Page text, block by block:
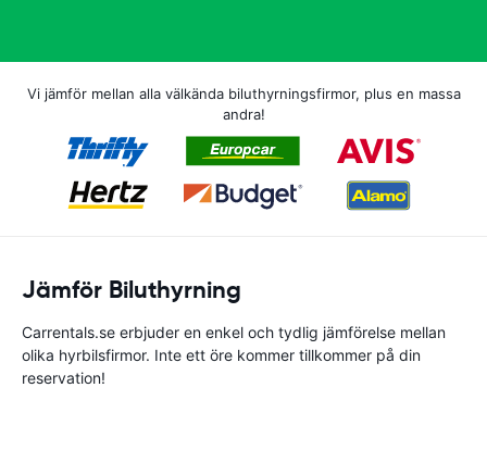
Vi jämför mellan alla välkända biluthyrningsfirmor, plus en massa
andra!
Jämför Biluthyrning
Carrentals.se erbjuder en enkel och tydlig jämförelse mellan
olika hyrbilsfirmor. Inte ett öre kommer tillkommer på din
reservation!